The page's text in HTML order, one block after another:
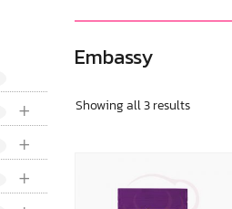
+
+
+
Embassy
Showing all 3 results